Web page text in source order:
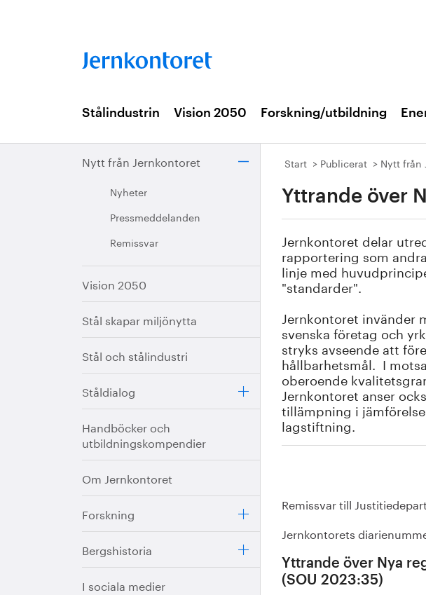
Stålindustrin Vision 2050 Forskning/utbildning
Nytt från Jernkontoret
Nyheter
Pressmeddelanden
Remissvar
Vision 2050
Stål skapar miljönytta
Stål och stålindustri
Ståldialog
Handböcker och
utbildningskompendier
Om Jernkontoret
Forskning
Bergshistoria
I sociala medier
Start Publicerat Nytt från
Yttrande över
Jernkontoret delar
rapportering som
linje med
"standarder".
Jernkontoret invänder
svenska företag och
stryks avseende att
hållbarhetsmål. I
oberoende
Jernkontoret anser
tillämpning i
lagstiftning.
Remissvar till
Jernkontorets
Yttrande över Nya
(SOU 2023:35)